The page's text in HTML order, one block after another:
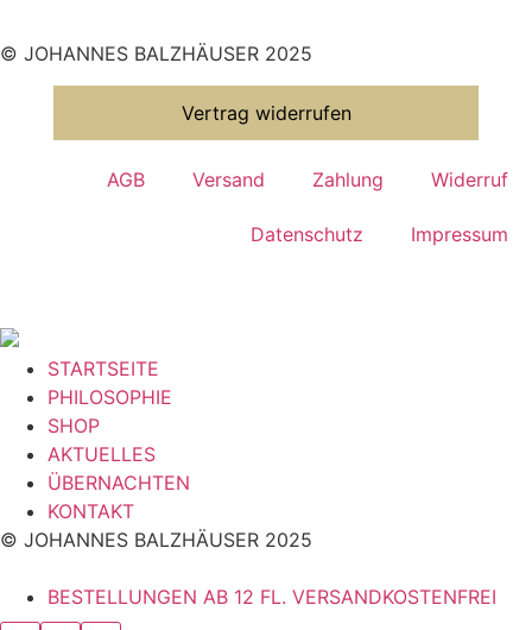
© JOHANNES BALZHÄUSER 2025
Vertrag widerrufen
AGB Versand Zahlung Widerruf
Datenschutz Impressum
STARTSEITE
PHILOSOPHIE
SHOP
AKTUELLES
ÜBERNACHTEN
KONTAKT
© JOHANNES BALZHÄUSER 2025
BESTELLUNGEN AB 12 FL. VERSANDKOSTENFREI